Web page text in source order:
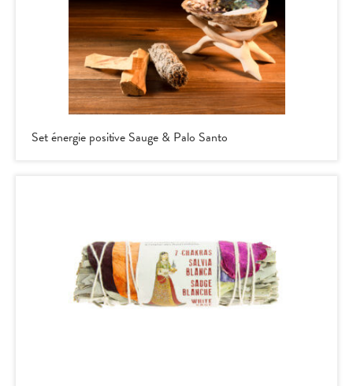
Set énergie positive Sauge & Palo Santo